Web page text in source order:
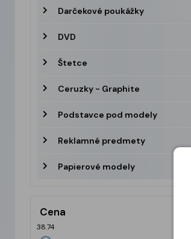
Darčekové poukážky
DVD
Štetce
Ceruzky - Graphite
Podstavce pod modely
Reklamné predmety
Papierové modely
Cena
38.74